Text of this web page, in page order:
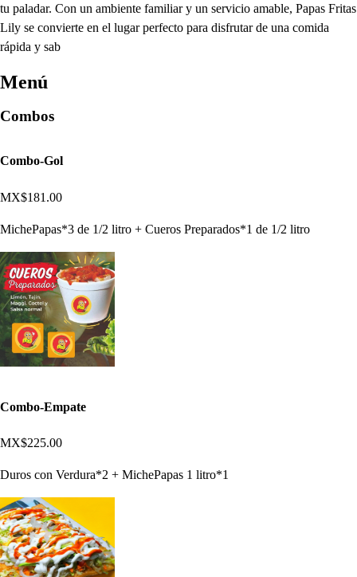
tu paladar. Con un ambiente familiar y un servicio amable, Papas Fritas
Lily se convierte en el lugar perfecto para disfrutar de una comida
rápida y sab
Menú
Combos
Combo-Gol
MX$181.00
MichePapas*3 de 1/2 litro + Cueros Preparados*1 de 1/2 litro
Combo-Empate
MX$225.00
Duros con Verdura*2 + MichePapas 1 litro*1